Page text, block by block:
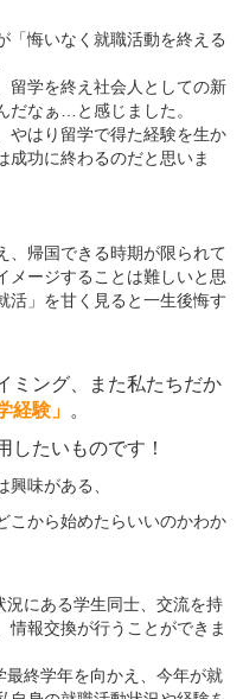
「悔いなく就職活動を終える
留学を終え社会人としての新
だなぁ…と感じました。
やはり留学で得た経験を生か
成功に終わるのだと思いま
、帰国できる時期が限られて
メージすることは難しいと思
活」を甘く見ると一生後悔す
ミング、また私たちだか
経験」 。
したいものです！
味がある、
こから始めたらいいのかわか
にある学生同士、交流を持
情報交換が行うことができま
終学年を向かえ、今年が就